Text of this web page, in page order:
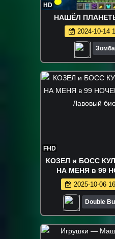
HD
НАШЁЛ
2024-10-14
FHD
КОЗЕЛ и БОСС
НА МЕНЯ в 99
Прошли
2025-10-06
Double